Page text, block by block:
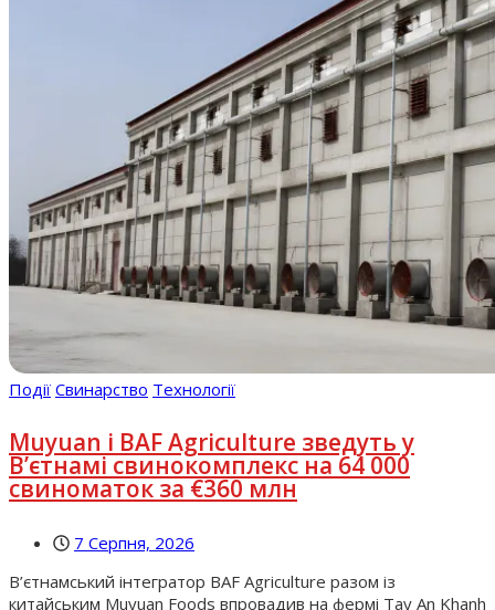
Події Свинарство Технології
Muyuan і BAF Agriculture зведуть у
В’єтнамі свинокомплекс на 64 000
свиноматок за €360 млн
7 Серпня, 2026
В’єтнамський інтегратор BAF Agriculture разом із
китайським Muyuan Foods впровадив на фермі Tay An Khanh